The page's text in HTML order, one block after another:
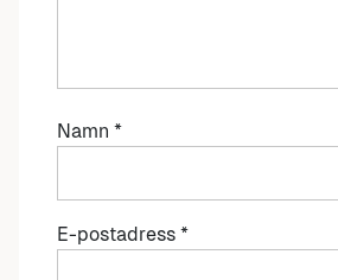
Namn *
E-postadress *